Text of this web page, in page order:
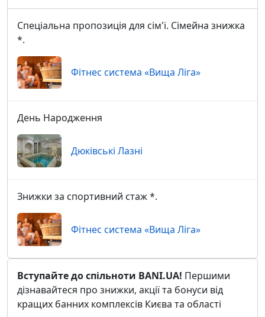
Спеціальна пропозиція для сім'ї. Сімейна знижка
*.
Фітнес система «Вища Ліга»
День Народження
Дюківські Лазні
Знижки за спортивний стаж *.
Фітнес система «Вища Ліга»
Вступайте до спільноти BANI.UA! Першими
дізнавайтеся про знижки, акції та бонуси від
кращих банних комплексів Києва та області